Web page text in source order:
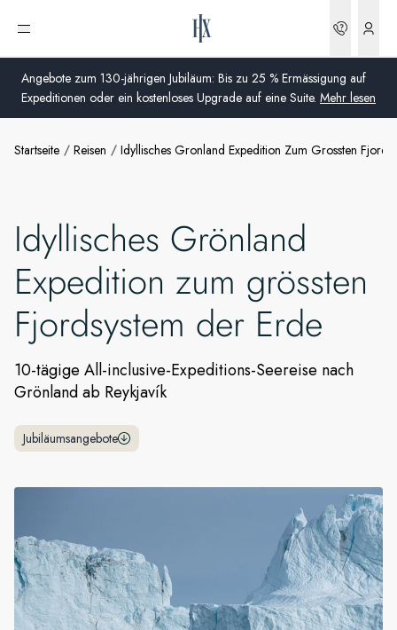
Angebote zum 130-jährigen Jubiläum: Bis zu 25 % Ermässigung auf
Expeditionen oder ein kostenloses Upgrade auf eine Suite. Mehr lesen
Menü öffnen
Schweiz
Vereinigtes Königreich (England, Schottland, Wales
und Nordirland)
USA
Deutschland
Schweiz
Norwegen
Global
Startseite Reisen Idyllisches Gronland Expedition Zum Grossten
Idyllisches Grönland
Expedition zum grössten
Fjordsystem der Erde
10-tägige All-inclusive-Expeditions-Seereise nach
Grönland ab Reykjavík
Jubiläumsangebote